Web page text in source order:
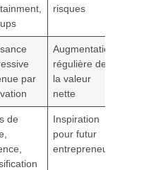
risques
par
Augmentation
régulière de
la valeur
nette
de
Inspiration
pour futur
entrepreneur